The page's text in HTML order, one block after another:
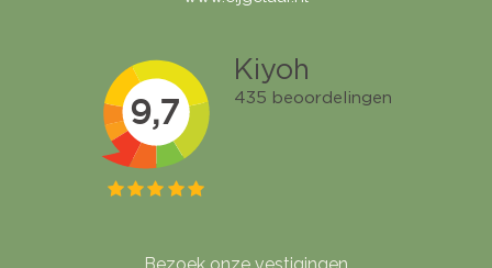
Bezoek onze vestigingen